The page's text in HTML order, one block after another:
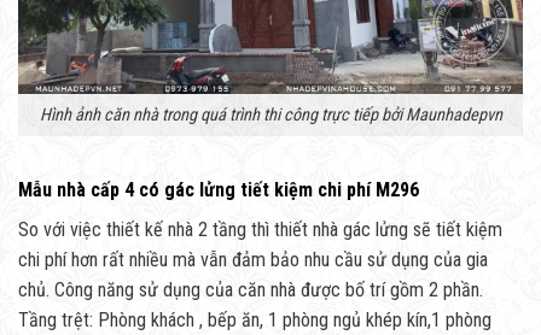
Hình ảnh căn nhà trong quá trình thi công trực tiếp bởi Maunhadepvn
Mẫu nhà cấp 4 có gác lửng tiết kiệm chi phí M296
So với việc thiết kế nhà 2 tầng thì thiết nhà gác lửng sẽ tiết kiệm
chi phí hơn rất nhiều mà vẫn đảm bảo nhu cầu sử dụng của gia
chủ. Công năng sử dụng của căn nhà được bố trí gồm 2 phần.
Tầng trệt: Phòng khách , bếp ăn, 1 phòng ngủ khép kín,1 phòng